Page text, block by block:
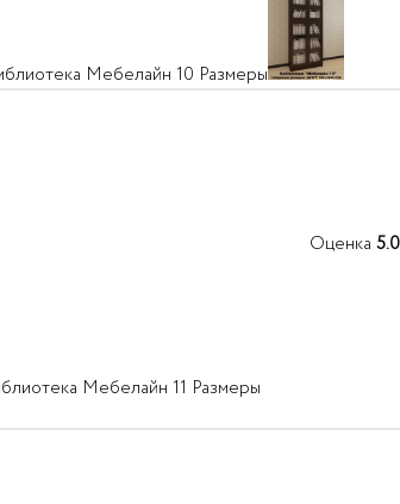
Оценка